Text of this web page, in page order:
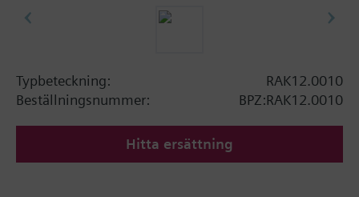
Typbeteckning:
RAK12.0010
Beställningsnummer:
BPZ:RAK12.0010
Hitta ersättning